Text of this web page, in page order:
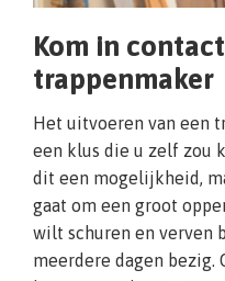
Kom in
trappenmaker
Het uitvoeren van een
een klus die u zelf zou
dit een mogelijkheid,
gaat om een groot
wilt schuren en verven
meerdere dagen